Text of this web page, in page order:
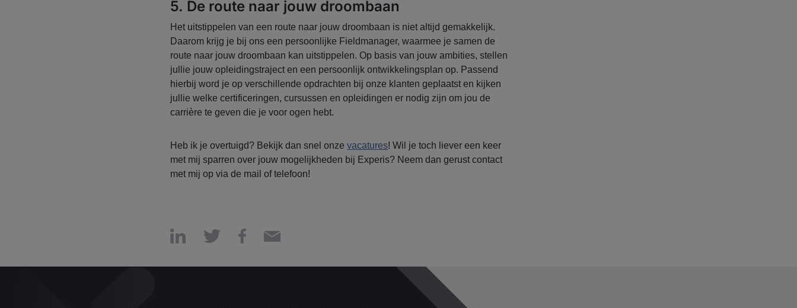
5. De route naar jouw droombaan
Het uitstippelen van een route naar jouw droombaan is niet altijd gemakkelijk.
Daarom krijg je bij ons een persoonlijke Fieldmanager, waarmee je samen de
route naar jouw droombaan kan uitstippelen. Op basis van jouw ambities, stellen
jullie jouw opleidingstraject en een persoonlijk ontwikkelingsplan op. Passend
hierbij word je op verschillende opdrachten bij onze klanten geplaatst en kijken
jullie welke certificeringen, cursussen en opleidingen er nodig zijn om jou de
carrière te geven die je voor ogen hebt.
Heb ik je overtuigd? Bekijk dan snel onze vacatures! Wil je toch liever een keer
met mij sparren over jouw mogelijkheden bij Experis? Neem dan gerust contact
met mij op via de mail of telefoon!